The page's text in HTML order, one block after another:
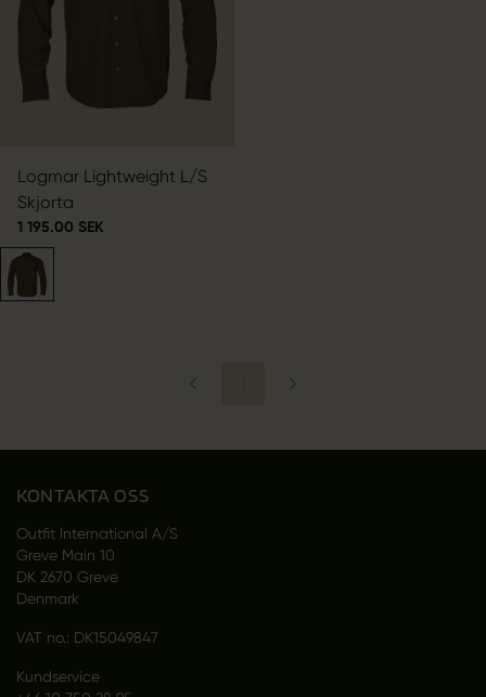
Logmar Lightweight L/S
Skjorta
1 195.00 SEK
KONTAKTA OSS
Outfit International A/S
Greve Main 10
DK 2670 Greve
Denmark
VAT no.: DK15049847
Kundservice